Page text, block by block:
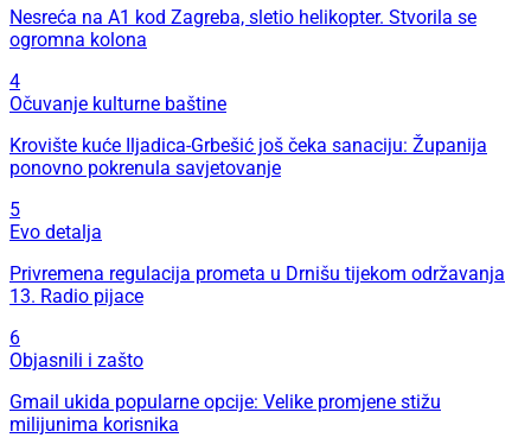
Nesreća na A1 kod Zagreba, sletio helikopter. Stvorila se
ogromna kolona
4
Očuvanje kulturne baštine
Krovište kuće Iljadica-Grbešić još čeka sanaciju: Županija
ponovno pokrenula savjetovanje
5
Evo detalja
Privremena regulacija prometa u Drnišu tijekom održavanja
13. Radio pijace
6
Objasnili i zašto
Gmail ukida popularne opcije: Velike promjene stižu
milijunima korisnika